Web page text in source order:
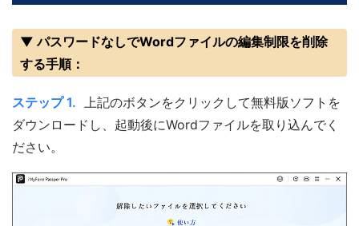
▼ パスワードなしでWordファイルの編集制限を削除
する手順：
ステップ 1.
上記のボタンをクリックして無料版ソフトを
ダウンロードし、起動後にWordファイルを取り込んでく
ださい。